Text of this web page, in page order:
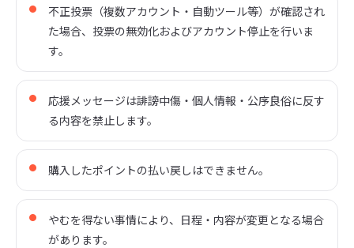
不正投票（複数アカウント・自動ツール等）が確認され
た場合、投票の無効化およびアカウント停止を行いま
す。
応援メッセージは誹謗中傷・個人情報・公序良俗に反す
る内容を禁止します。
購入したポイントの払い戻しはできません。
やむを得ない事情により、日程・内容が変更となる場合
があります。